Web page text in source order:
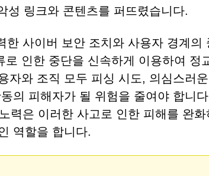
성 링크와 콘텐츠를 퍼뜨렸습니다.
사이버 보안 조치와 사용자 경계의
인한 중단을 신속하게 이용하여 정
자와 조직 모두 피싱 시도, 의심스러운
의 피해자가 될 위험을 줄여야 합니
력은 이러한 사고로 인한 피해를 완화
역할을 합니다.